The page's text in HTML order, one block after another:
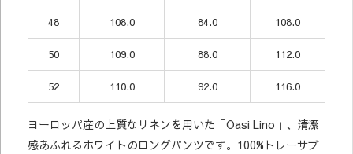
48 108.0 84.0 108.0
50 109.0 88.0 112.0
52 110.0 92.0 116.0
ヨーロッパ産の上質なリネンを用いた「Oasi Lino」、清潔
感あふれるホワイトのロングパンツです。100%トレーサブ